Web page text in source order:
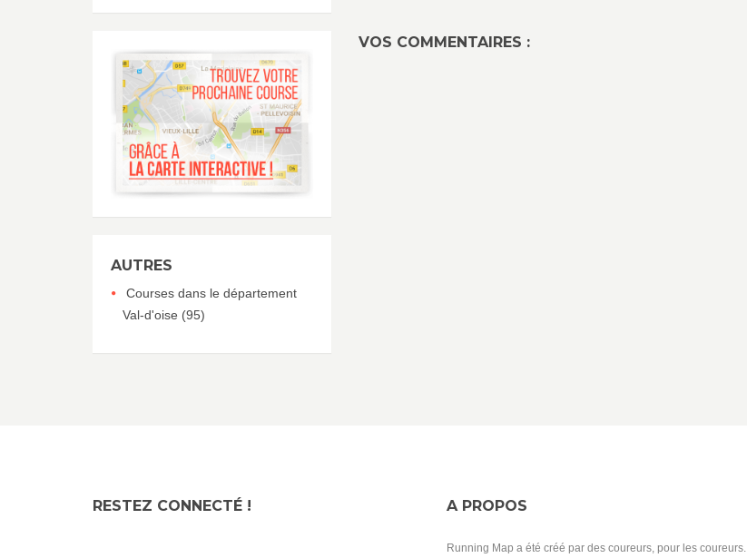
AUTRES
Courses dans le département
Val-d'oise (95)
VOS COMMENTAIRES :
RESTEZ CONNECTÉ ! A PROPOS
Running Map a été créé par des coureurs, pour les coureurs.